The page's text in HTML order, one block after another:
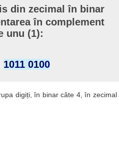
din zecimal în binar
în complement
unu (1):
1011 0100
digiți, în binar câte 4, în zecimal